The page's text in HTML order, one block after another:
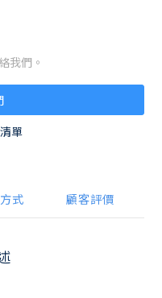
我們。
單
式 顧客評價